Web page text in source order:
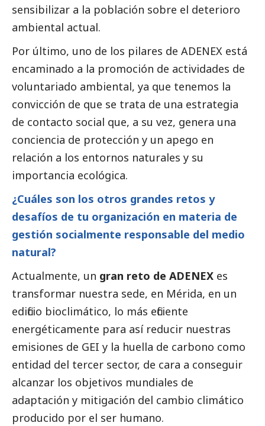
sensibilizar a la población sobre el deterioro
ambiental actual.
Por último, uno de los pilares de ADENEX está
encaminado a la promoción de actividades de
voluntariado ambiental, ya que tenemos la
convicción de que se trata de una estrategia
de contacto social que, a su vez, genera una
conciencia de protección y un apego en
relación a los entornos naturales y su
importancia ecológica.
¿Cuáles son los otros grandes retos y
desafíos de tu organización en materia de
gestión socialmente responsable del medio
natural?
Actualmente, un gran reto de ADENEX es
transformar nuestra sede, en Mérida, en un
edificio bioclimático, lo más eficiente
energéticamente para así reducir nuestras
emisiones de GEI y la huella de carbono como
entidad del tercer sector, de cara a conseguir
alcanzar los objetivos mundiales de
adaptación y mitigación del cambio climático
producido por el ser humano.